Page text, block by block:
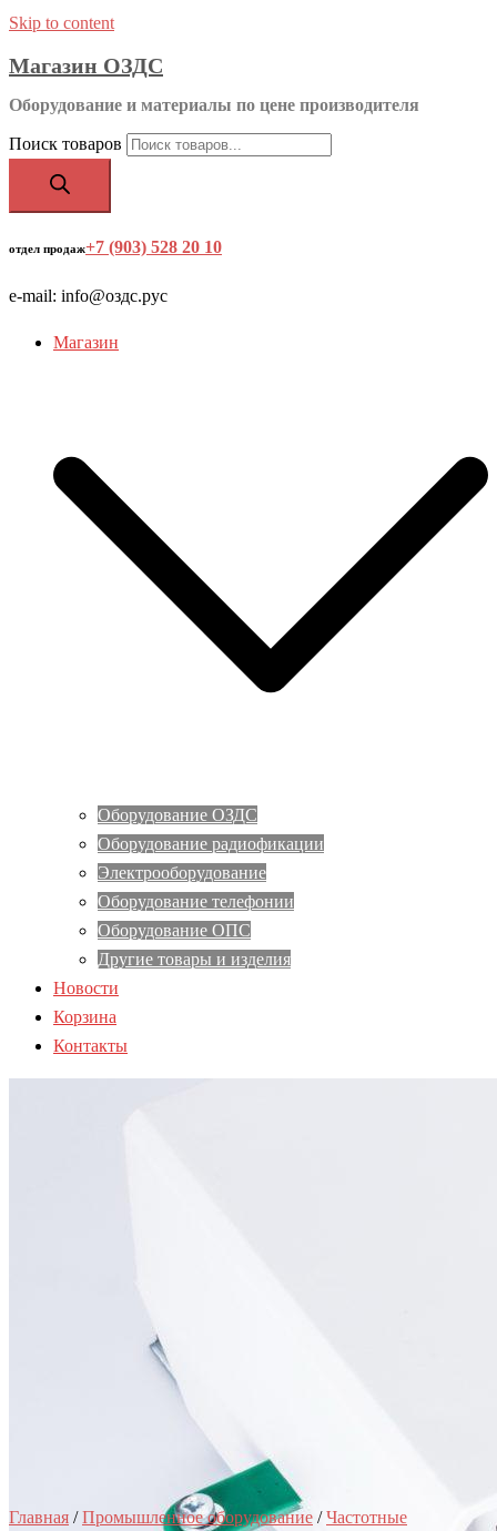
Skip to content
Магазин ОЗДС
Оборудование и материалы по цене производителя
Поиск товаров
отдел продаж+7 (903) 528 20 10
e-mail: info@оздс.рус
Магазин
Оборудование ОЗДС
Оборудование радиофикации
Электрооборудование
Оборудование телефонии
Оборудование ОПС
Другие товары и изделия
Новости
Корзина
Контакты
Главная /Промышленное оборудование /Частотные